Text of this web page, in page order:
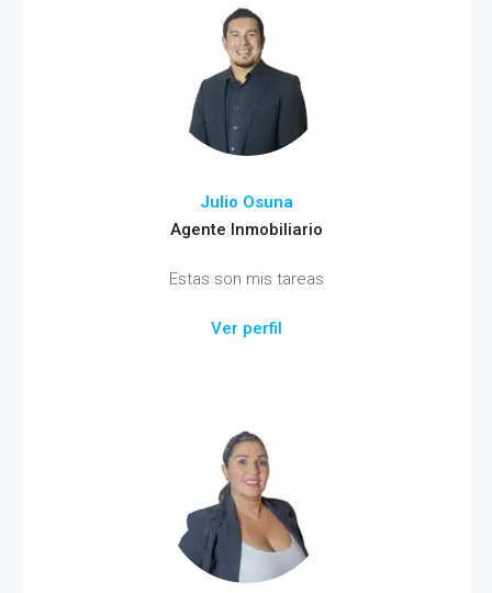
Julio Osuna
Agente Inmobiliario
Estas son mis tareas
Ver perfil